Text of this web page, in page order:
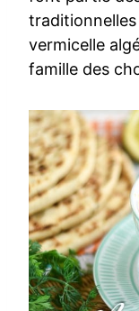
vermicelle
famille des